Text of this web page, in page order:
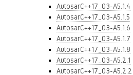
AutosarC++17_03-A5.1.4
AutosarC++17_03-A5.1.5
AutosarC++17_03-A5.1.6
AutosarC++17_03-A5.1.7
AutosarC++17_03-A5.1.8
AutosarC++17_03-A5.2.1
AutosarC++17_03-A5.2.2